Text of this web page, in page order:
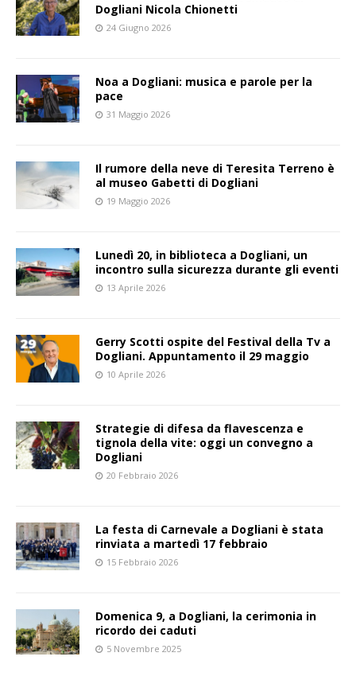
Dogliani Nicola Chionetti
24 Giugno 2026
Noa a Dogliani: musica e parole per la
pace
31 Maggio 2026
Il rumore della neve di Teresita Terreno è
al museo Gabetti di Dogliani
19 Maggio 2026
Lunedì 20, in biblioteca a Dogliani, un
incontro sulla sicurezza durante gli eventi
13 Aprile 2026
Gerry Scotti ospite del Festival della Tv a
Dogliani. Appuntamento il 29 maggio
10 Aprile 2026
Strategie di difesa da flavescenza e
tignola della vite: oggi un convegno a
Dogliani
20 Febbraio 2026
La festa di Carnevale a Dogliani è stata
rinviata a martedì 17 febbraio
15 Febbraio 2026
Domenica 9, a Dogliani, la cerimonia in
ricordo dei caduti
5 Novembre 2025